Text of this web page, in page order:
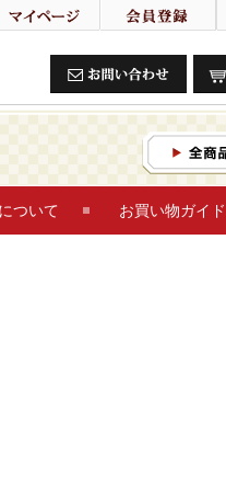
ついて お買い物ガイド